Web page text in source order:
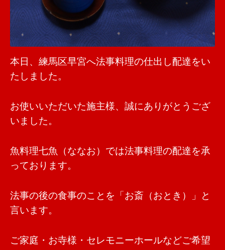
本日、練馬区早宮へ法事料理の仕出し配達をい
たしました。
お使いいただいた施主様、誠にありがとうござ
いました。
魚料理七魚（ななお）では法事料理の配達を承
っております。
法事の後の食事のことを「お斎（おとき）」と
言います。
ご家庭・お寺様・セレモニーホールなどご希望